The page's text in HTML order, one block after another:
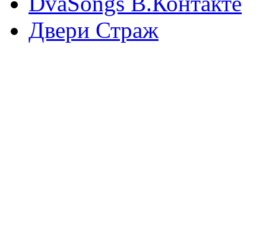
Двери Страж